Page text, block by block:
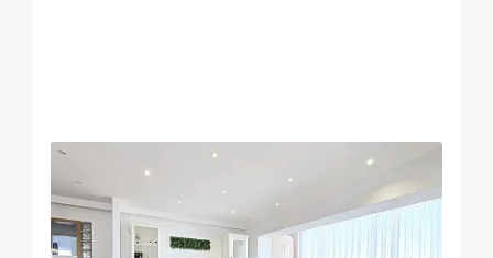
EXCLUSIVITATE COMISION 50%
Apartament 3 camere zona Grivitei
Brasov
2